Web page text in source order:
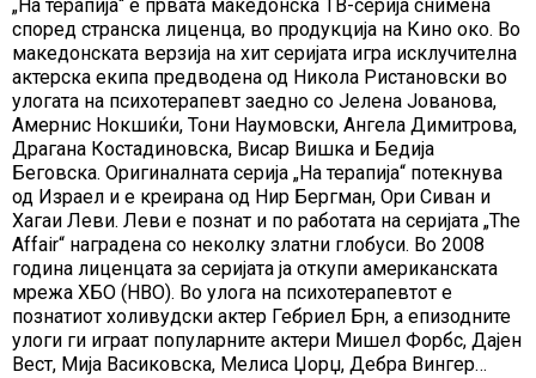
„На терапија“ е првата македонска ТВ-серија снимена
според странска лиценца, во продукција на Кино око. Во
македонската верзија на хит серијата игра исклучителна
актерска екипа предводена од Никола Ристановски во
улогата на психотерапевт заедно со Јелена Јованова,
Амернис Нокшиќи, Тони Наумовски, Ангела Димитрова,
Драгана Костадиновска, Висар Вишка и Бедија
Беговска. Оригиналната серија „На терапија“ потекнува
од Израел и е креирана од Нир Бергман, Ори Сиван и
Хагаи Леви. Леви е познат и по работата на серијата „The
Affair“ наградена со неколку златни глобуси. Во 2008
година лиценцата за серијата ја откупи американската
мрежа ХБО (HBO). Во улога на психотерапевтот е
познатиот холивудски актер Гебриел Брн, а епизодните
улоги ги играат популарните актери Мишел Форбс, Дајен
Вест, Мија Васиковска, Мелиса Џорџ, Дебра Вингер…